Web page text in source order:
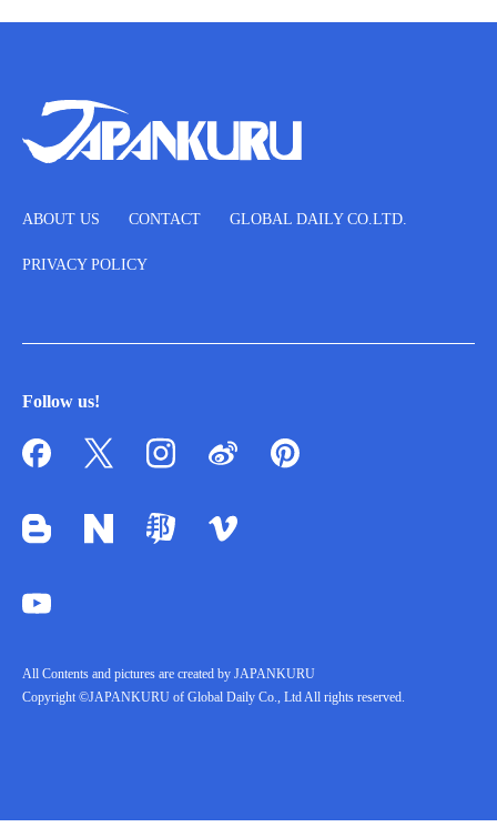
ABOUT US CONTACT GLOBAL DAILY CO.LTD.
PRIVACY POLICY
Follow us!
All Contents and pictures are created by JAPANKURU
Copyright ©JAPANKURU of Global Daily Co., Ltd All rights reserved.